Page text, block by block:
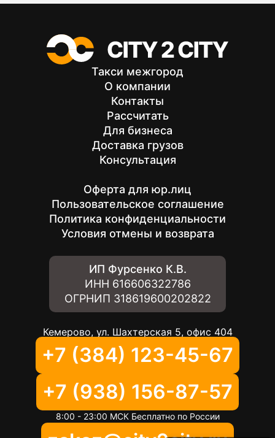
Такси межгород
О компании
Контакты
Рассчитать
Для бизнеса
Доставка грузов
Консультация
Оферта для юр.лиц
Пользовательское соглашение
Политика конфиденциальности
Условия отмены и возврата
ИП Фурсенко К.В.
ИНН 616606322786
ОГРНИП 318619600202822
Кемерово, ул. Шахтерская 5, офис 404
+7 (384) 123-45-67
+7 (938) 156-87-57
8:00 - 23:00 МСК Бесплатно по России